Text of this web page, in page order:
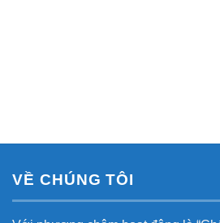
VỀ CHÚNG TÔI